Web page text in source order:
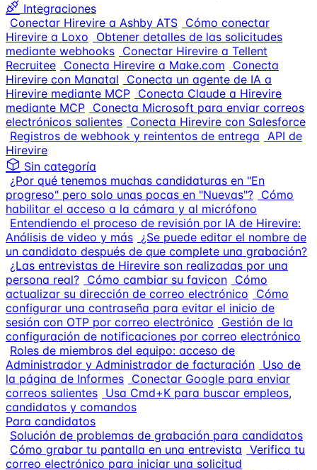
Integraciones
Conectar Hirevire a Ashby ATS Cómo conectar
Hirevire a Loxo
Obtener detalles de las solicitudes
mediante webhooks Conectar Hirevire a Tellent
Recruitee Conecta Hirevire a Make.com
Conecta
Hirevire con Manatal
Conecta un agente de IA a
Hirevire mediante MCP Conecta Claude a Hirevire
mediante MCP Conecta Microsoft para enviar correos
electrónicos salientes Conecta Hirevire con Salesforce
Registros de webhook y reintentos de entrega API de
Hirevire
Sin categoría
¿Por qué tenemos muchas candidaturas en "En
progreso" pero solo unas pocas en "Nuevas"? Cómo
habilitar el acceso a la cámara y al micrófono
Entendiendo el proceso de revisión por IA de Hirevire:
Análisis de video y más ¿Se puede editar el nombre de
un candidato después de que complete una grabación?
¿Las entrevistas de Hirevire son realizadas por una
persona real? Cómo cambiar su favicon Cómo
actualizar su dirección de correo electrónico
Cómo
configurar una contraseña para evitar el inicio de
sesión con OTP por correo electrónico
Gestión de la
configuración de notificaciones por correo electrónico
Roles de miembros del equipo: acceso de
Administrador y Administrador de facturación Uso de
la página de Informes Conectar Google para enviar
correos salientes Usa Cmd+K para buscar empleos,
candidatos y comandos
Para candidatos
Solución de problemas de grabación para candidatos
Cómo grabar tu pantalla en una entrevista Verifica tu
correo electrónico para iniciar una solicitud